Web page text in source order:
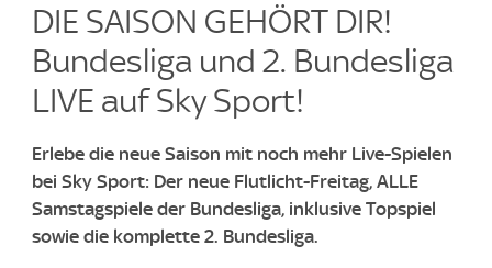
DIE SAISON GEHÖRT DIR!
Bundesliga und 2. Bundesliga
LIVE auf Sky Sport!
Erlebe die neue Saison mit noch mehr Live-Spielen
bei Sky Sport: Der neue Flutlicht-Freitag, ALLE
Samstagspiele der Bundesliga, inklusive Topspiel
sowie die komplette 2. Bundesliga.